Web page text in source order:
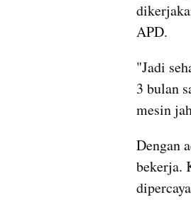
APD.
"Jadi
3 bulan
mesin
Dengan
bekerja.